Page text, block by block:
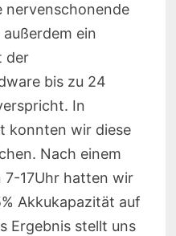
nervenschonende
ein
der
bis zu 24
In
konnten wir diese
Nach einem
7-17Uhr hatten wir
Akkukapazität auf
Ergebnis stellt uns